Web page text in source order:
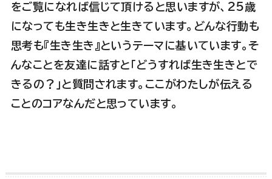
をご覧になれば信じて頂けると思いますが、25歳
になっても生き生きと生きています。どんな行動も
思考も『生き生き』というテーマに基いています。そ
んなことを友達に話すと「どうすれば生き生きとで
きるの？」と質問されます。ここがわたしが伝える
ことのコアなんだと思っています。